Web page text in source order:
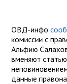
ОВД-инфо
комиссии с
Альфию
вменяют
данные